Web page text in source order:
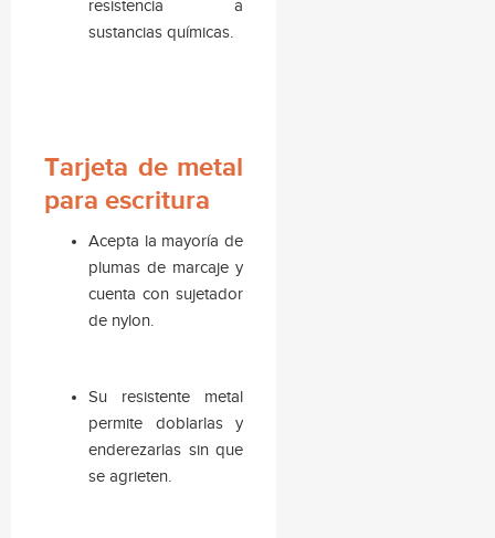
resistencia a
sustancias químicas.
Tarjeta de metal
para escritura
Acepta la mayoría de
plumas de marcaje y
cuenta con sujetador
de nylon.
Su resistente metal
permite doblarlas y
enderezarlas sin que
se agrieten.